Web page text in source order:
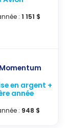
: 1 151 $
en argent +
année
: 948 $